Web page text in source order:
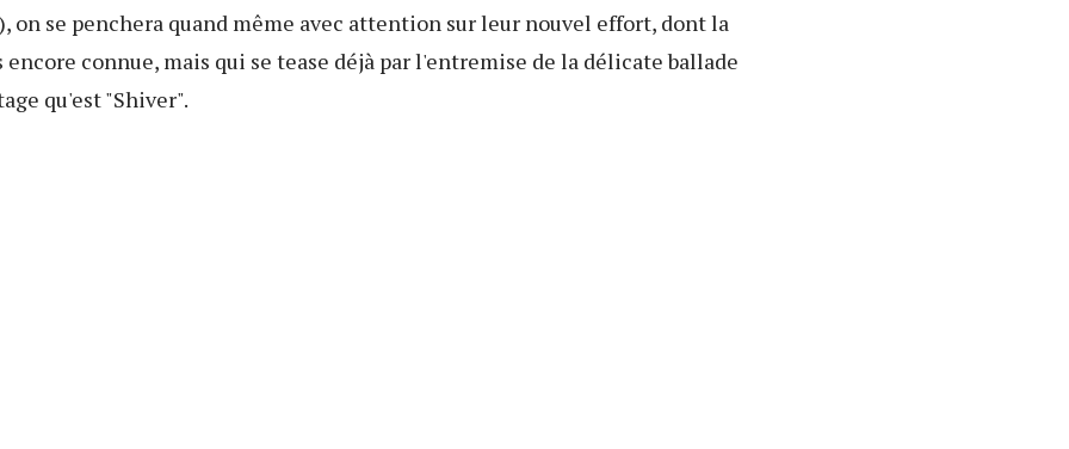
on se penchera quand même avec attention sur leur nouvel effort, dont la
encore connue, mais qui se tease déjà par l'entremise de la délicate ballade
qu'est "Shiver".